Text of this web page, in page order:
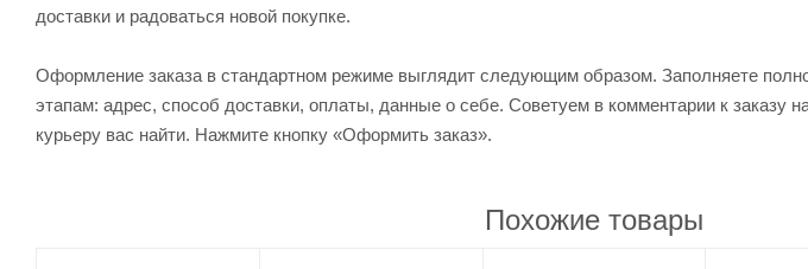
доставки и радоваться новой покупке.
Оформление заказа в стандартном режиме выглядит следующим образом. Заполняете
этапам: адрес, способ доставки, оплаты, данные о себе. Советуем в комментарии к заказу
курьеру вас найти. Нажмите кнопку «Оформить заказ».
Похожие товары